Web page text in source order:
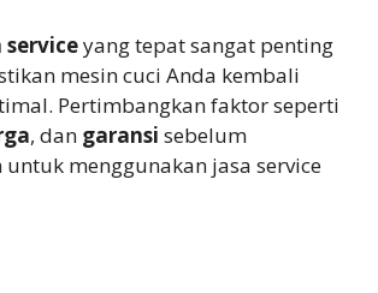
serviceyang tepat sangat penting
mesin cuci Anda kembali
Pertimbangkan faktor seperti
, dan garansi sebelum
menggunakan jasa service